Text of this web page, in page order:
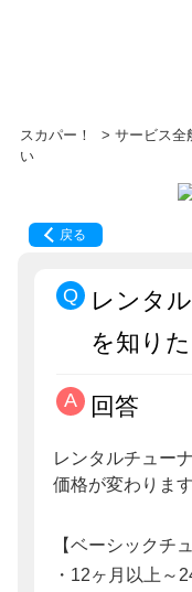
スカパー！ > サービス全
い
戻る
レンタ
を知り
回答
レンタルチュー
価格が変わります
【ベーシックチ
・12ヶ月以上～